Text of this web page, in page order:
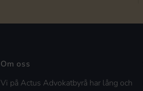
Om oss
Vi på Actus Advokatbyrå har lång och